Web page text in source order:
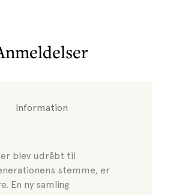
Information
blev udråbt til
stemme, er
En ny samling